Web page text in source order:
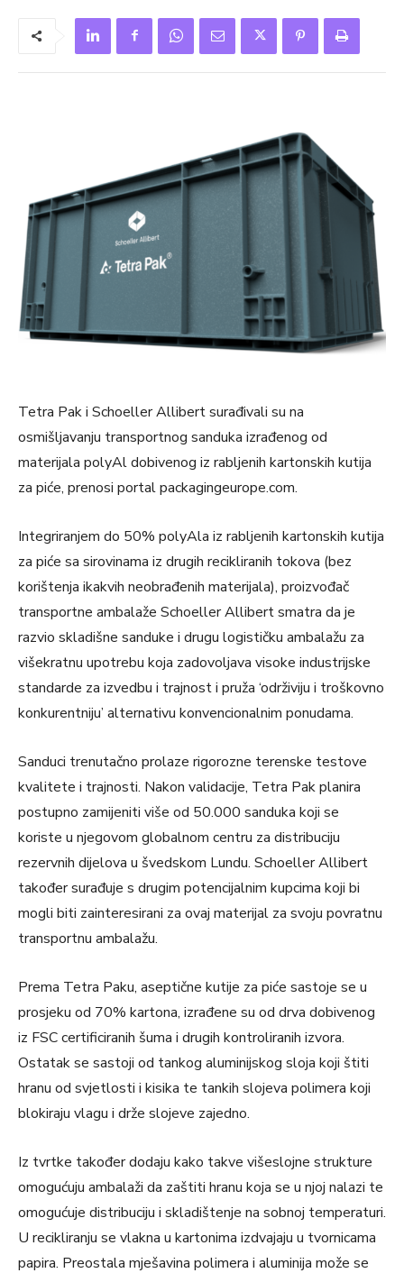
Tetra Pak i Schoeller Allibert surađivali su na
osmišljavanju transportnog sanduka izrađenog od
materijala polyAl dobivenog iz rabljenih kartonskih kutija
za piće, prenosi portal packagingeurope.com.
Integriranjem do 50% polyAla iz rabljenih kartonskih kutija
za piće sa sirovinama iz drugih recikliranih tokova (bez
korištenja ikakvih neobrađenih materijala), proizvođač
transportne ambalaže Schoeller Allibert smatra da je
razvio skladišne ​​sanduke i drugu logističku ambalažu za
višekratnu upotrebu koja zadovoljava visoke industrijske
standarde za izvedbu i trajnost i pruža ‘održiviju i troškovno
konkurentniju’ alternativu konvencionalnim ponudama.
Sanduci trenutačno prolaze rigorozne terenske testove
kvalitete i trajnosti. Nakon validacije, Tetra Pak planira
postupno zamijeniti više od 50.000 sanduka koji se
koriste u njegovom globalnom centru za distribuciju
rezervnih dijelova u švedskom Lundu. Schoeller Allibert
također surađuje s drugim potencijalnim kupcima koji bi
mogli biti zainteresirani za ovaj materijal za svoju povratnu
transportnu ambalažu.
Prema Tetra Paku, aseptične kutije za piće sastoje se u
prosjeku od 70% kartona, izrađene su od drva dobivenog
iz FSC certificiranih šuma i drugih kontroliranih izvora.
Ostatak se sastoji od tankog aluminijskog sloja koji štiti
hranu od svjetlosti i kisika te tankih slojeva polimera koji
blokiraju vlagu i drže slojeve zajedno.
Iz tvrtke također dodaju kako takve višeslojne strukture
omogućuju ambalaži da zaštiti hranu koja se u njoj nalazi te
omogućuje distribuciju i skladištenje na sobnoj temperaturi.
U recikliranju se vlakna u kartonima izdvajaju u tvornicama
papira. Preostala mješavina polimera i aluminija može se